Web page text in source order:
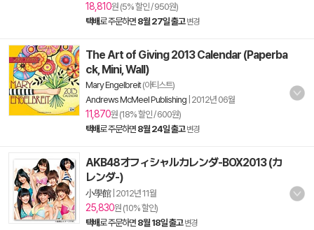
18,810원 (5% 할인 / 950원)
택배로 주문하면 8월 27일 출고 변경
The Art of Giving 2013 Calendar (Paperba
ck, Mini, Wall)
Mary Engelbreit(아티스트)
Andrews McMeel Publishing 2012년 06월
11,870원 (18% 할인 / 600원)
택배로 주문하면 8월 24일 출고 변경
AKB48オフィシャルカレンダ-BOX2013 (カ
レンダ-)
小學館| 2012년 11월
25,830원 (10% 할인)
택배로 주문하면 8월 18일 출고 변경